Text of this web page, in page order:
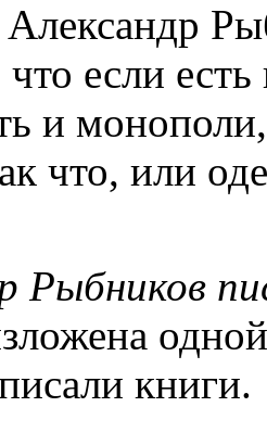
что если
и
что, или
Рыбников
книги.